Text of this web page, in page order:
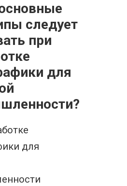
следует
при
для
для